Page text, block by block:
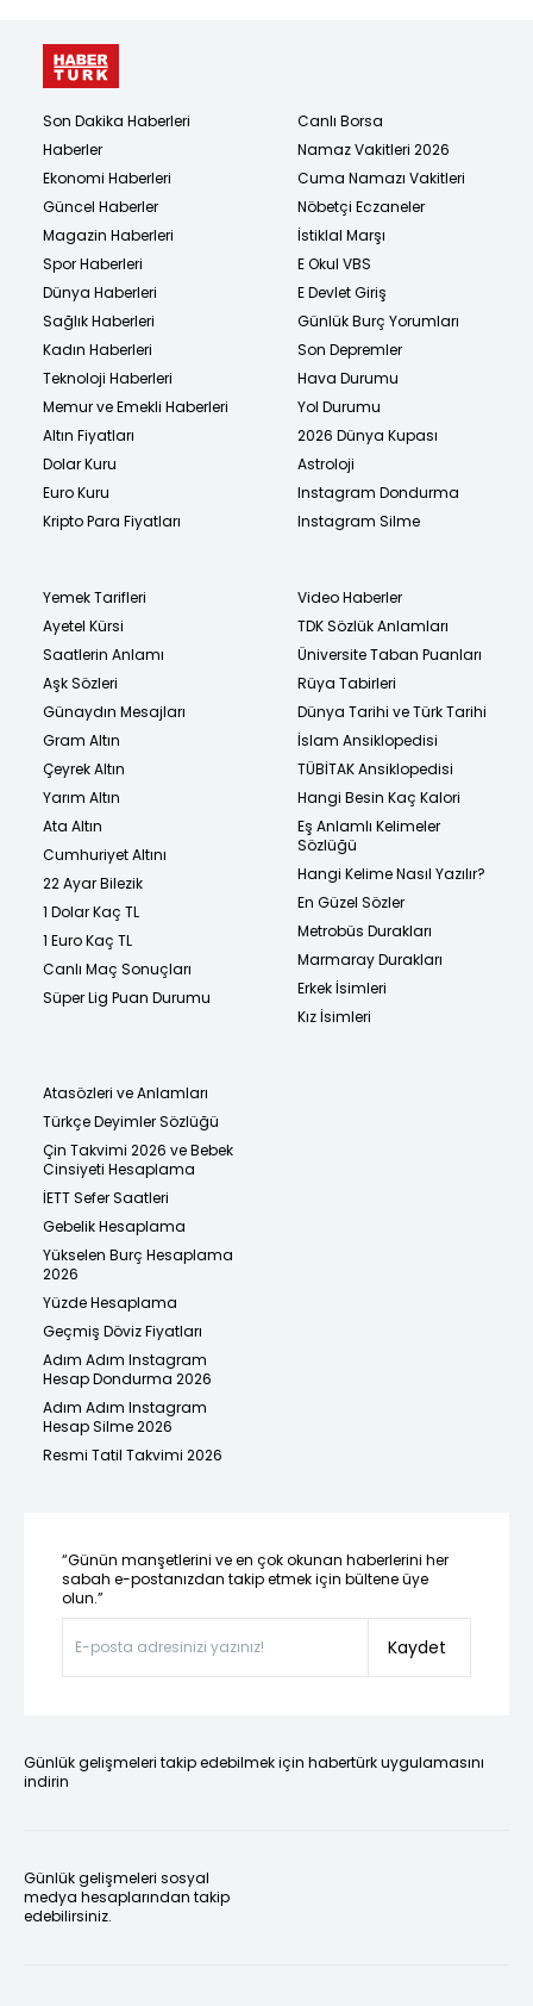
Son Dakika Haberleri
Haberler
Ekonomi Haberleri
Güncel Haberler
Magazin Haberleri
Spor Haberleri
Dünya Haberleri
Sağlık Haberleri
Kadın Haberleri
Teknoloji Haberleri
Memur ve Emekli Haberleri
Altın Fiyatları
Dolar Kuru
Euro Kuru
Kripto Para Fiyatları
Canlı Borsa
Namaz Vakitleri 2026
Cuma Namazı Vakitleri
Nöbetçi Eczaneler
İstiklal Marşı
E Okul VBS
E Devlet Giriş
Günlük Burç Yorumları
Son Depremler
Hava Durumu
Yol Durumu
2026 Dünya Kupası
Astroloji
Instagram Dondurma
Instagram Silme
Yemek Tarifleri
Ayetel Kürsi
Saatlerin Anlamı
Aşk Sözleri
Günaydın Mesajları
Gram Altın
Çeyrek Altın
Yarım Altın
Ata Altın
Cumhuriyet Altını
22 Ayar Bilezik
1 Dolar Kaç TL
1 Euro Kaç TL
Canlı Maç Sonuçları
Süper Lig Puan Durumu
Video Haberler
TDK Sözlük Anlamları
Üniversite Taban Puanları
Rüya Tabirleri
Dünya Tarihi ve Türk Tarihi
İslam Ansiklopedisi
TÜBİTAK Ansiklopedisi
Hangi Besin Kaç Kalori
Eş Anlamlı Kelimeler
Sözlüğü
Hangi Kelime Nasıl Yazılır?
En Güzel Sözler
Metrobüs Durakları
Marmaray Durakları
Erkek İsimleri
Kız İsimleri
Atasözleri ve Anlamları
Türkçe Deyimler Sözlüğü
Çin Takvimi 2026 ve Bebek
Cinsiyeti Hesaplama
İETT Sefer Saatleri
Gebelik Hesaplama
Yükselen Burç Hesaplama
2026
Yüzde Hesaplama
Geçmiş Döviz Fiyatları
Adım Adım Instagram
Hesap Dondurma 2026
Adım Adım Instagram
Hesap Silme 2026
Resmi Tatil Takvimi 2026
“Günün manşetlerini ve en çok okunan haberlerini her
sabah e-postanızdan takip etmek için bültene üye
olun.”
Kaydet
Günlük gelişmeleri takip edebilmek için habertürk uygulamasını
indirin
Günlük gelişmeleri sosyal
medya hesaplarından takip
edebilirsiniz.